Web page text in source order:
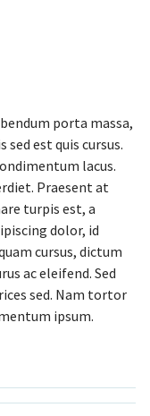
porta massa,
est quis cursus.
lacus.
Praesent at
turpis est, a
dolor, id
cursus, dictum
ac eleifend. Sed
sed. Nam tortor
ipsum.